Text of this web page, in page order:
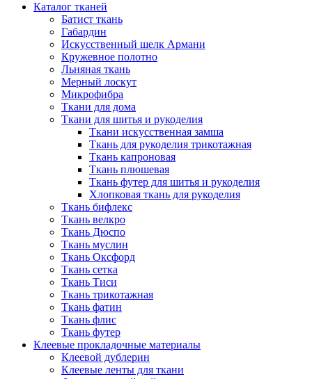
Каталог тканей
Батист ткань
Габардин
Искусственный шелк Армани
Кружевное полотно
Льняная ткань
Мерный лоскут
Микрофибра
Ткани для дома
Ткани для шитья и рукоделия
Ткани искусственная замша
Ткань для рукоделия трикотажная
Ткань капроновая
Ткань плюшевая
Ткань футер для шитья и рукоделия
Хлопковая ткань для рукоделия
Ткань бифлекс
Ткань велкро
Ткань Дюспо
Ткань муслин
Ткань Оксфорд
Ткань сетка
Ткань Тиси
Ткань трикотажная
Ткань фатин
Ткань флис
Ткань футер
Клеевые прокладочные материалы
Клеевой дублерин
Клеевые ленты для ткани